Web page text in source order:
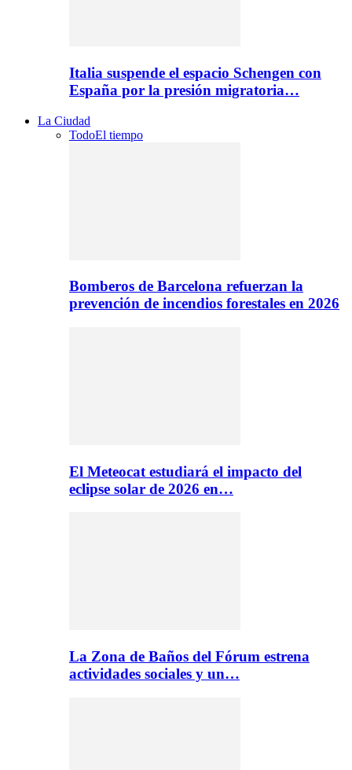
Italia suspende el espacio Schengen con
España por la presión migratoria…
La Ciudad
TodoEl tiempo
Bomberos de Barcelona refuerzan la
prevención de incendios forestales en 2026
El Meteocat estudiará el impacto del
eclipse solar de 2026 en…
La Zona de Baños del Fórum estrena
actividades sociales y un…